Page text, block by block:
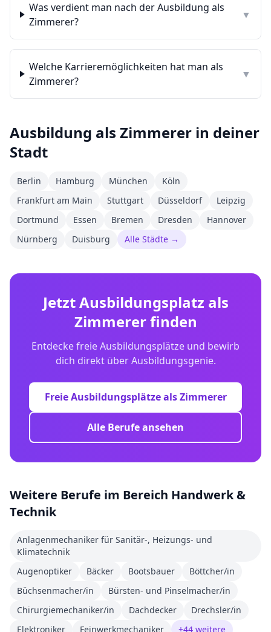
Was verdient man nach der Ausbildung als
Zimmerer?
▼
Welche Karrieremöglichkeiten hat man als
Zimmerer?
▼
Ausbildung als Zimmerer in deiner
Stadt
Berlin Hamburg München
Köln
Frankfurt am Main
Stuttgart Düsseldorf
Leipzig
Dortmund
Essen Bremen Dresden
Hannover
Nürnberg
Duisburg Alle Städte →
Jetzt Ausbildungsplatz als
Zimmererfinden
Entdecke freie Ausbildungsplätze und bewirb
dich direkt über Ausbildungsgenie.
Freie Ausbildungsplätze alsZimmerer
Alle Berufe ansehen
Weitere Berufe im Bereich Handwerk &
Technik
Anlagenmechaniker für Sanitär-, Heizungs- und
Klimatechnik
Augenoptiker
Bäcker Bootsbauer
Böttcher/in
Büchsenmacher/in
Bürsten- und Pinselmacher/in
Chirurgiemechaniker/in
Dachdecker
Drechsler/in
Elektroniker
Feinwerkmechaniker +44 weitere